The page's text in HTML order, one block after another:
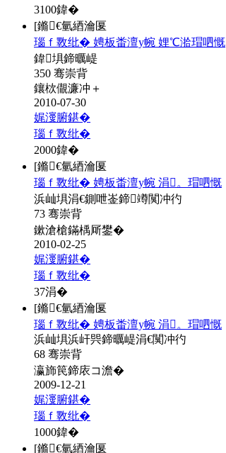
3100鍏�
[鏅€氫綇瀹匽
瑙ｆ斁纰� 娉板畨澶у帵 娌℃湁瑁呬慨
鍏埧鍗曞崼
350 骞崇背
鑲栨儬濂冲＋
2010-07-30
娓濅腑鍖�
瑙ｆ斁纰�
2000鍏�
[鏅€氫綇瀹匽
瑙ｆ斁纰� 娉板畨澶у帵 涓。瑁呬慨
浜屾埧涓€鍘呭崟鍗竴闃冲彴
73 骞崇背
鏉滄槍鏋楀厛鐢�
2010-02-25
娓濅腑鍖�
瑙ｆ斁纰�
37涓�
[鏅€氫綇瀹匽
瑙ｆ斁纰� 娉板畨澶у帵 涓。瑁呬慨
浜屾埧浜屽巺鍗曞崼涓€闃冲彴
68 骞崇背
瀛斾笢鍗庡コ澹�
2009-12-21
娓濅腑鍖�
瑙ｆ斁纰�
1000鍏�
[鏅€氫綇瀹匽